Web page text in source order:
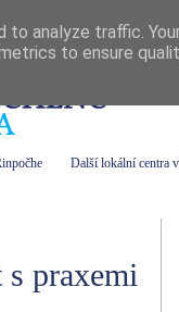
Další lokální centra
s praxemi
analyze traffic.
to ensure